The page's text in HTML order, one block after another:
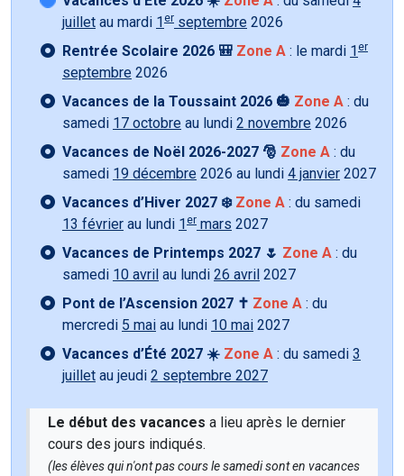
juillet au mardi 1 er septembre 2026
Rentrée Scolaire 2026 🎒 Zone A : le mardi 1 er
septembre 2026
Vacances de la Toussaint 2026 🎃 Zone A : du
samedi 17 octobre au lundi 2 novembre 2026
Vacances de Noël 2026-2027 🎅 Zone A : du
samedi 19 décembre 2026 au lundi 4 janvier 2027
Vacances d’Hiver 2027 ❄️ Zone A : du samedi
13 février au lundi 1 er mars 2027
Vacances de Printemps 2027 🌷 Zone A : du
samedi 10 avril au lundi 26 avril 2027
Pont de l’Ascension 2027 ✝️ Zone A : du
mercredi 5 mai au lundi 10 mai 2027
Vacances d’Été 2027 ☀️ Zone A : du samedi 3
juillet au jeudi 2 septembre 2027
Le début des vacances a lieu après le dernier
cours des jours indiqués.
(les élèves qui n'ont pas cours le samedi sont en vacances